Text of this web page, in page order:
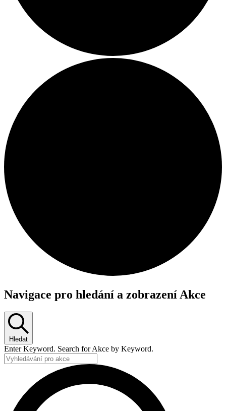
Akce
16
května,
2025
Navigace pro hledání a zobrazení Akce
Hledat
Enter Keyword. Search for Akce by Keyword.